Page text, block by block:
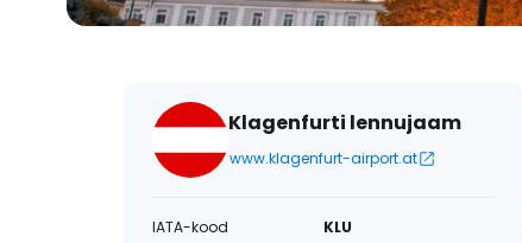
Klagenfurti lennujaam
www.klagenfurt-airport.at
IATA-kood
KLU